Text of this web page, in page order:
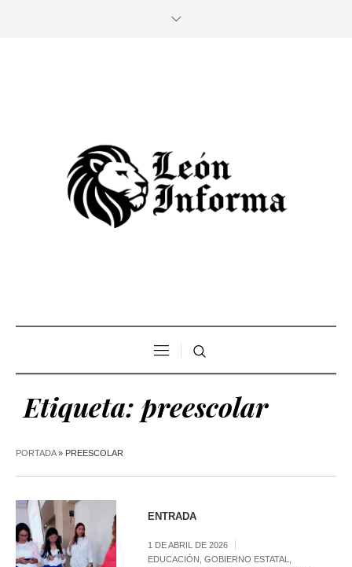
Etiqueta: preescolar
PORTADA» PREESCOLAR
ENTRADA
1 DE ABRIL DE 2026
EDUCACIÓN ,GOBIERNO ESTATAL